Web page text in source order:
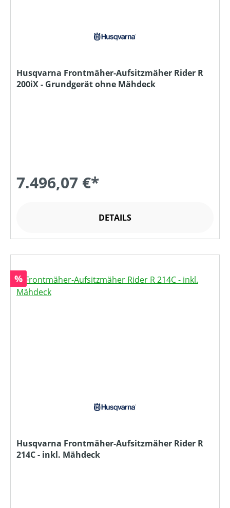
Husqvarna Frontmäher-Aufsitzmäher Rider R
200iX - Grundgerät ohne Mähdeck
7.496,07 €*
DETAILS
Rabatt
%
Husqvarna Frontmäher-Aufsitzmäher Rider R
214C - inkl. Mähdeck